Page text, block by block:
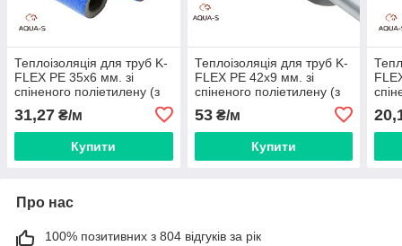
Теплоізоляція для труб K-
FLEX PE 35x6 мм. зі
спіненого поліетилену (з
31,27 ₴/м
Купити
Теплоізоляція для труб K-
FLEX PE 42x9 мм. зі
спіненого поліетилену (з
53₴/м
Купити
Про нас
100% позитивних з 804 відгуків за рік